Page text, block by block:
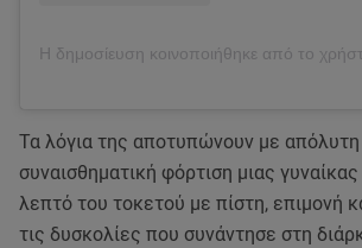
Τα λόγια της αποτυπώνουν με απόλυτη
συναισθηματική φόρτιση μιας
λεπτό του τοκετού με πίστη, επιμονή
τις δυσκολίες που συνάντησε στη